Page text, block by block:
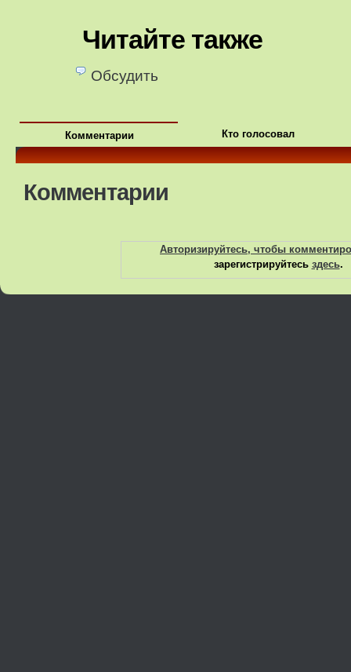
Читайте также
Обсудить
Комментарии Кто голосовал
Комментарии
Авторизируйтесь, чтобы
зарегистрируйтесь здесь.